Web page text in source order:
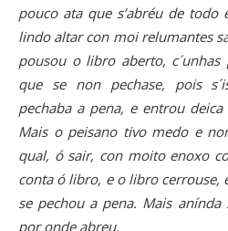
pouco ata que s’abréu de
lindo altar con moi relumantes
pousou o libro aberto,
que se non pechase, pois
pechaba a pena, e entrou
Mais o peisano tivo medo e
qual, ó sair, con moito enoxo
conta ó libro, e o libro cerrouse,
se pechou a pena. Mais
por onde abreu.